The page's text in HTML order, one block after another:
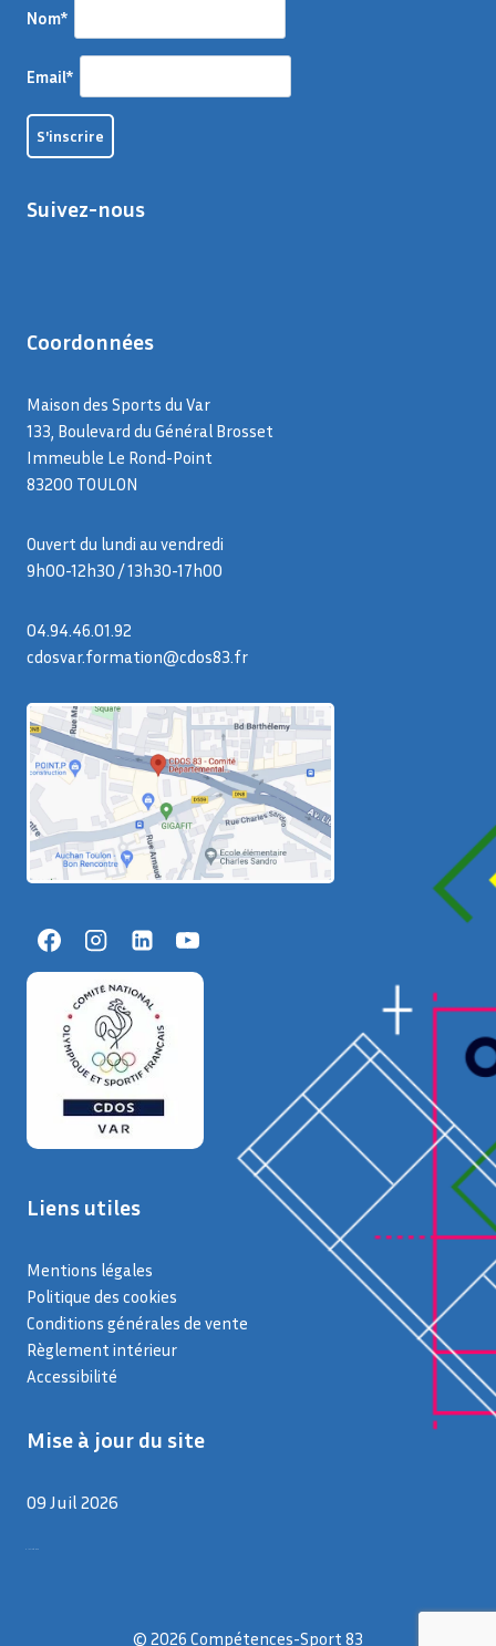
Nom*
Email*
Suivez-nous
Coordonnées
Maison des Sports du Var
133, Boulevard du Général Brosset
Immeuble Le Rond-Point
83200 TOULON
Ouvert du lundi au vendredi
9h00-12h30 / 13h30-17h00
04.94.46.01.92
cdosvar.formation@cdos83.fr
Liens utiles
Mentions légales
Politique des cookies
Conditions générales de vente
Règlement intérieur
Accessibilité
Mise à jour du site
09 Juil 2026
© 2026 Compétences-Sport 83